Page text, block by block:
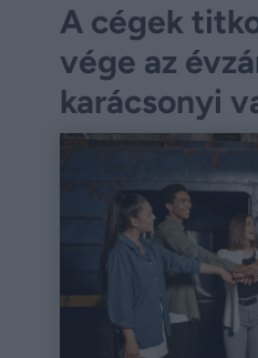
A cégek
vége az
karácsonyi